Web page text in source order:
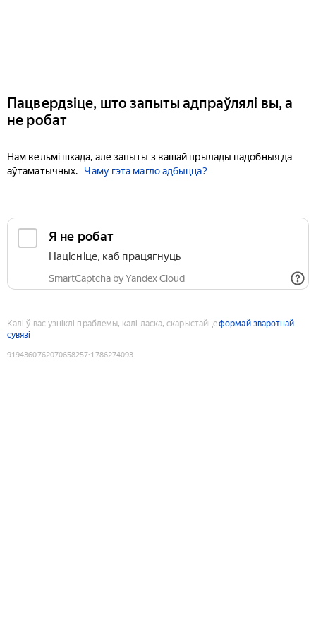
Пацвердзіце, што запыты адпраўлялі вы, а
не робат
Нам вельмі шкада, але запыты з вашай прылады падобныя да
аўтаматычных.
Чаму гэта магло адбыцца?
Я не робат
Націсніце, каб працягнуць
SmartCaptcha by Yandex Cloud
Калі ў вас узніклі праблемы, калі ласка, скарыстайцеформай зваротнай
сувязі
9194360762070658257:1786274093